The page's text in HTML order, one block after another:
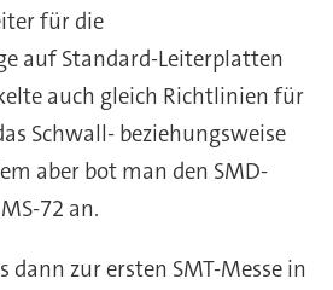
für die
auf Standard-Leiterplatten
auch gleich Richtlinien für
Schwall- beziehungsweise
aber bot man den SMD-
72 an.
dann zur ersten SMT-Messe in